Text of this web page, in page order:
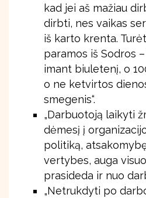
kad jei aš mažiau
dirbti, nes vaikas
iš karto krenta.
paramos iš Sodros
imant biuletenį, o
o ne ketvirtos
smegenis“.
„Darbuotoją laikyti
dėmesį į
politiką,
vertybes, auga
prasideda ir nuo
„Netrukdyti po